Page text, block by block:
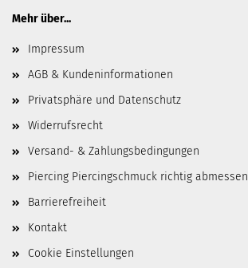
Mehr über...
Impressum
AGB & Kundeninformationen
Privatsphäre und Datenschutz
Widerrufsrecht
Versand- & Zahlungsbedingungen
Piercing Piercingschmuck richtig abmessen
Barrierefreiheit
Kontakt
Cookie Einstellungen